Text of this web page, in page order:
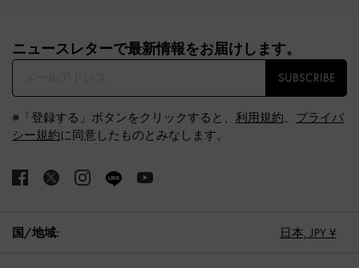
ニュースレターで最新情報をお届けします。​
SUBSCRIBE
※「登録する」ボタンをクリックすると、 利用規約、 プライバ
シー規約に同意したものとみなします。
国/地域: 日本, JPY ¥